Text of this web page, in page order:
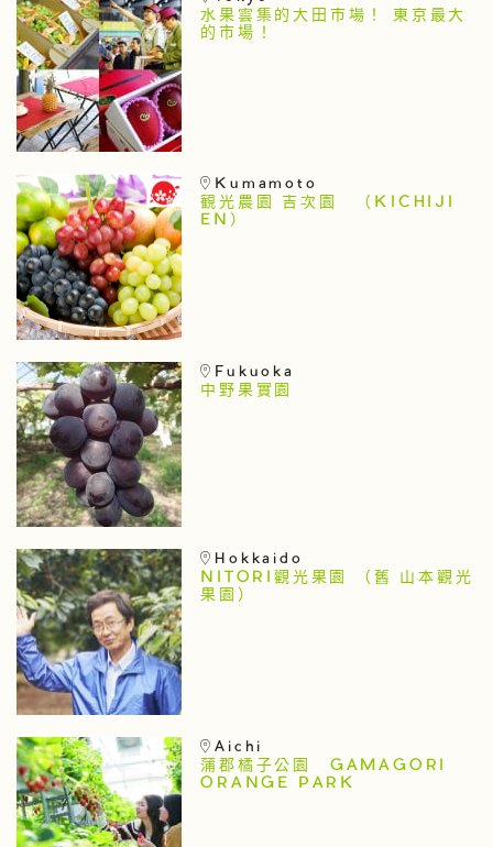
水果雲集的大田市場！ 東京最大
的市場！
Kumamoto
観光農園 吉次園 （KICHIJI
EN）
Fukuoka
中野果實園
Hokkaido
NITORI觀光果園 （舊 山本觀光
果園）
Aichi
蒲郡橘子公園 GAMAGORI
ORANGE PARK